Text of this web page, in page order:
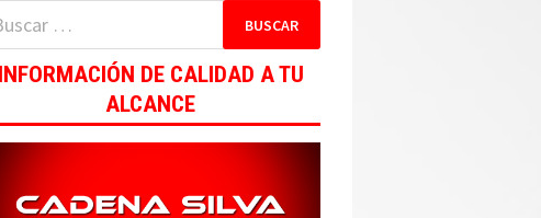
INFORMACIÓN DE CALIDAD A TU
ALCANCE